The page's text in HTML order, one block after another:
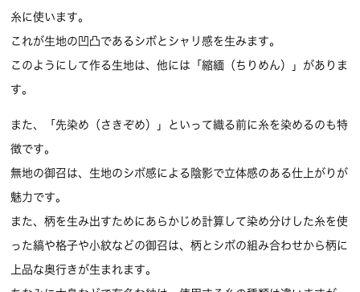
糸に使います。
これが生地の凹凸であるシボとシャリ感を生みます。
このようにして作る生地は、他には「縮緬（ちりめん）」がありま
す。
また、「先染め（さきぞめ）」といって織る前に糸を染めるのも特
徴です。
無地の御召は、生地のシボ感による陰影で立体感のある仕上がりが
魅力です。
また、柄を生み出すためにあらかじめ計算して染め分けした糸を使
った縞や格子や小紋などの御召は、柄とシボの組み合わせから柄に
上品な奥行きが生まれます。